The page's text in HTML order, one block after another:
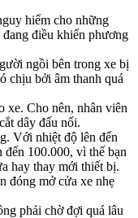
hiểm cho những
điều khiển phương
ngồi bên trong xe bị
chịu bởi âm thanh quá
xe. Cho nên, nhân viên
dây đấu nối.
Với nhiệt độ lên đến
100.000, vì thế bạn
hay thay mới thiết bị.
đóng mở cửa xe nhẹ
phải chờ đợi quá lâu